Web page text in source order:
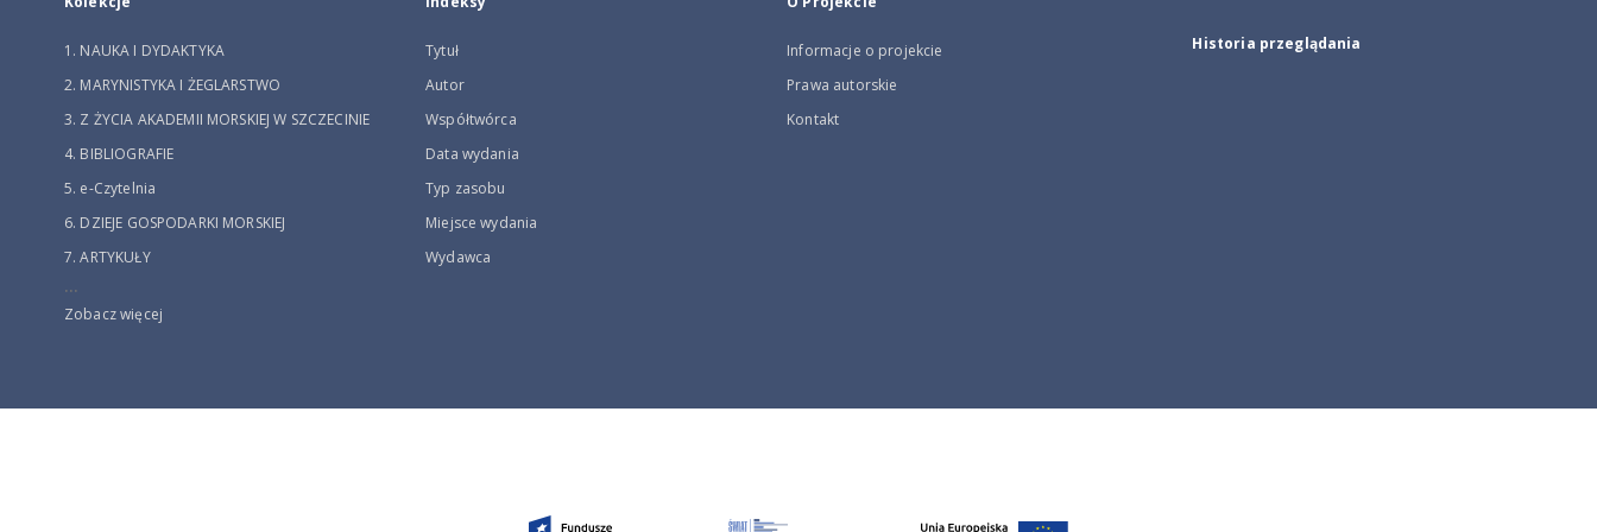
1. NAUKA I DYDAKTYKA
2. MARYNISTYKA I ŻEGLARSTWO
3. Z ŻYCIA AKADEMII MORSKIEJ W SZCZECINIE
4. BIBLIOGRAFIE
5. e-Czytelnia
6. DZIEJE GOSPODARKI MORSKIEJ
7. ARTYKUŁY
...
Zobacz więcej
Tytuł
Autor
Współtwórca
Data wydania
Typ zasobu
Miejsce wydania
Wydawca
Informacje o projekcie
Prawa autorskie
Kontakt
Historia przeglądania